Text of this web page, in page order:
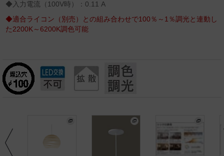
◆入力電流（100V時）：0.11 A
◆適合ライコン（別売）との組み合わせで100％～1％調光と連動し
た2200K～6200K調色可能